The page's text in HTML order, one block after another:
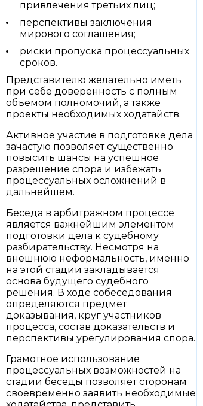
привлечения третьих лиц;
перспективы заключения
мирового соглашения;
риски пропуска процессуальных
сроков.
Представителю желательно иметь
при себе доверенность с полным
объемом полномочий, а также
проекты необходимых ходатайств.
Активное участие в подготовке дела
зачастую позволяет существенно
повысить шансы на успешное
разрешение спора и избежать
процессуальных осложнений в
дальнейшем.
Беседа в арбитражном процессе
является важнейшим элементом
подготовки дела к судебному
разбирательству. Несмотря на
внешнюю неформальность, именно
на этой стадии закладывается
основа будущего судебного
решения. В ходе собеседования
определяются предмет
доказывания, круг участников
процесса, состав доказательств и
перспективы урегулирования спора.
Грамотное использование
процессуальных возможностей на
стадии беседы позволяет сторонам
своевременно заявить необходимые